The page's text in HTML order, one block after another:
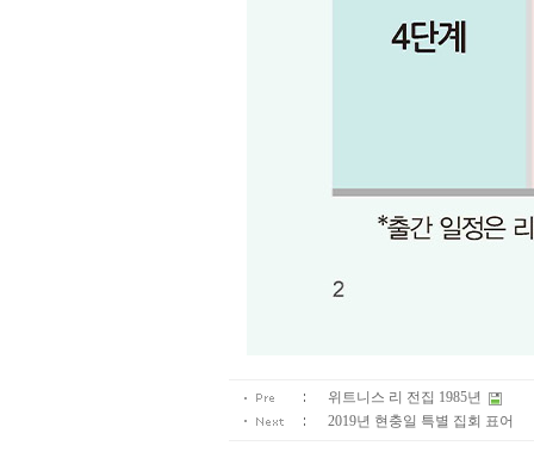
위트니스 리 전집 1985년
2019년 현충일 특별 집회 표어